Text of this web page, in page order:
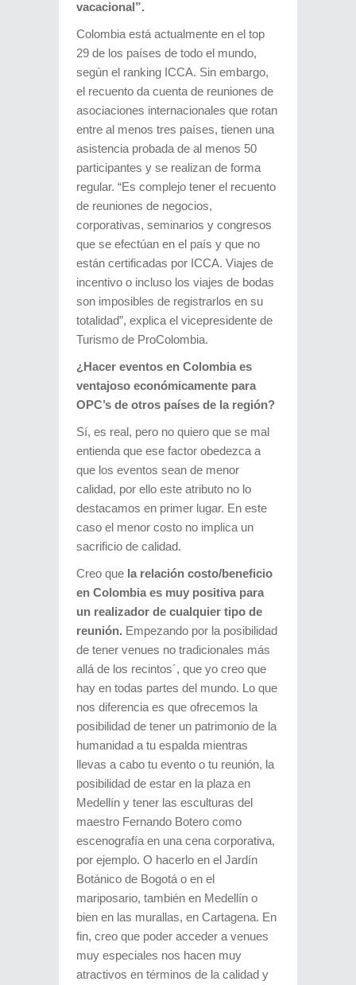
vacacional”.
Colombia está actualmente en el top
29 de los países de todo el mundo,
según el ranking ICCA. Sin embargo,
el recuento da cuenta de reuniones de
asociaciones internacionales que rotan
entre al menos tres países, tienen una
asistencia probada de al menos 50
participantes y se realizan de forma
regular. “Es complejo tener el recuento
de reuniones de negocios,
corporativas, seminarios y congresos
que se efectúan en el país y que no
están certificadas por ICCA. Viajes de
incentivo o incluso los viajes de bodas
son imposibles de registrarlos en su
totalidad”, explica el vicepresidente de
Turismo de ProColombia.
¿Hacer eventos en Colombia es
ventajoso económicamente para
OPC’s de otros países de la región?
Sí, es real, pero no quiero que se mal
entienda que ese factor obedezca a
que los eventos sean de menor
calidad, por ello este atributo no lo
destacamos en primer lugar. En este
caso el menor costo no implica un
sacrificio de calidad.
Creo que la relación costo/beneficio
en Colombia es muy positiva para
un realizador de cualquier tipo de
reunión. Empezando por la posibilidad
de tener venues no tradicionales más
allá de los recintos´, que yo creo que
hay en todas partes del mundo. Lo que
nos diferencia es que ofrecemos la
posibilidad de tener un patrimonio de la
humanidad a tu espalda mientras
llevas a cabo tu evento o tu reunión, la
posibilidad de estar en la plaza en
Medellín y tener las esculturas del
maestro Fernando Botero como
escenografía en una cena corporativa,
por ejemplo. O hacerlo en el Jardín
Botánico de Bogotá o en el
mariposario, también en Medellín o
bien en las murallas, en Cartagena. En
fin, creo que poder acceder a venues
muy especiales nos hacen muy
atractivos en términos de la calidad y